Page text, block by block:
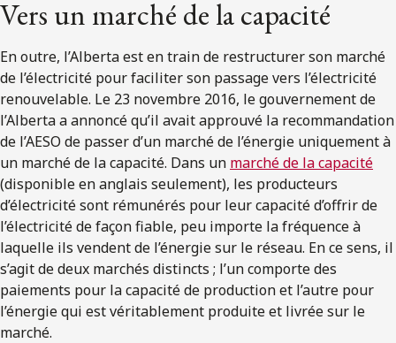
Vers un marché de la capacité
En outre, l’Alberta est en train de restructurer son marché
de l’électricité pour faciliter son passage vers l’électricité
renouvelable. Le 23 novembre 2016, le gouvernement de
l’Alberta a annoncé qu’il avait approuvé la recommandation
de l’AESO de passer d’un marché de l’énergie uniquement à
un marché de la capacité. Dans un marché de la capacité
(disponible en anglais seulement), les producteurs
d’électricité sont rémunérés pour leur capacité d’offrir de
l’électricité de façon fiable, peu importe la fréquence à
laquelle ils vendent de l’énergie sur le réseau. En ce sens, il
s’agit de deux marchés distincts ; l’un comporte des
paiements pour la capacité de production et l’autre pour
l’énergie qui est véritablement produite et livrée sur le
marché.